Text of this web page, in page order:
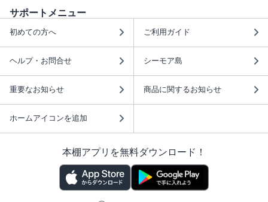
サポートメニュー
初めての方へ ご利用ガイド
ヘルプ・お問合せ シーモア島
重要なお知らせ 商品に関するお知らせ
ホームアイコンを追加
本棚アプリを無料ダウンロード！